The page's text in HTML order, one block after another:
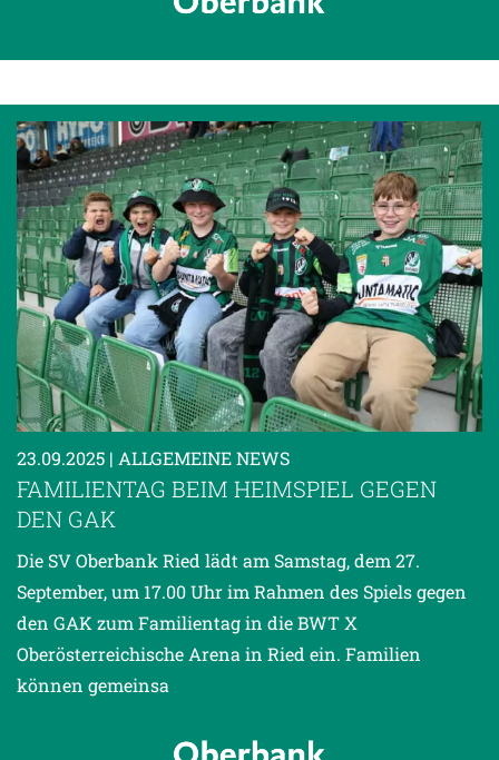
23.09.2025 | ALLGEMEINE NEWS
FAMILIENTAG BEIM HEIMSPIEL GEGEN
DEN GAK
Die SV Oberbank Ried lädt am Samstag, dem 27.
September, um 17.00 Uhr im Rahmen des Spiels gegen
den GAK zum Familientag in die BWT X
Oberösterreichische Arena in Ried ein. Familien
können gemeinsa